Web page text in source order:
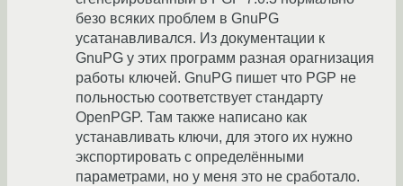
безо всяких проблем в GnuPG
усатанавливался. Из документации к
GnuPG у этих программ разная орагнизация
работы ключей. GnuPG пишет что PGP не
польностью соответствует стандарту
OpenPGP. Там также написано как
устанавливать ключи, для этого их нужно
экспортировать с определёнными
параметрами, но у меня это не сработало.